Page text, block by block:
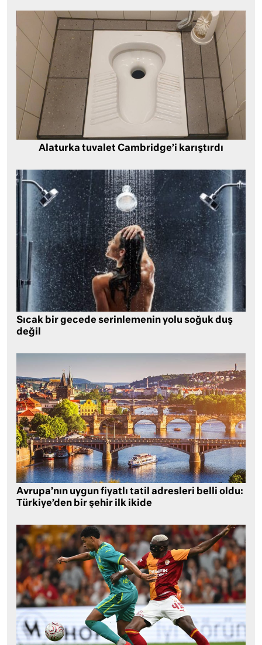
Alaturka tuvalet Cambridge’i karıştırdı
Sıcak bir gecede serinlemenin yolu soğuk duş
değil
Avrupa’nın uygun fiyatlı tatil adresleri belli oldu:
Türkiye’den bir şehir ilk ikide